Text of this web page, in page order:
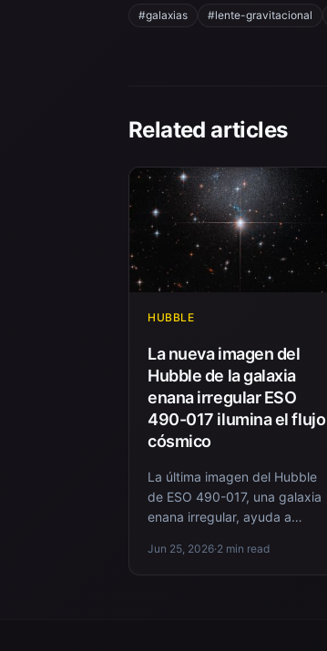
#galaxias #lente-gravitacional
Related articles
HUBBLE
La nueva imagen del
Hubble de la galaxia
enana irregular ESO
490-017 ilumina el flujo
cósmico
La última imagen del Hubble
de ESO 490-017, una galaxia
enana irregular, ayuda a
utilizando estrellas gigantes r...
Jun 25, 2026·2 min read